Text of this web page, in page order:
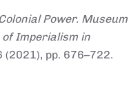
Power. Museum
Imperialism in
(2021), pp. 676–722.